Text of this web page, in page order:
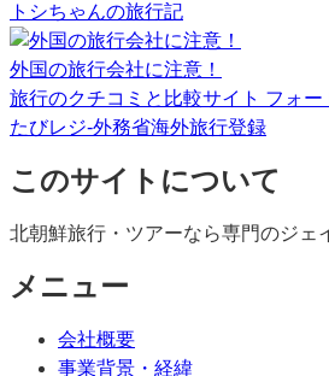
トシちゃんの旅行記
外国の旅行会社に注意！
旅行のクチコミと比較サイト フォー
たびレジ-外務省海外旅行登録
このサイトについて
北朝鮮旅行・ツアーなら専門のジェ
メニュー
会社概要
事業背景・経緯